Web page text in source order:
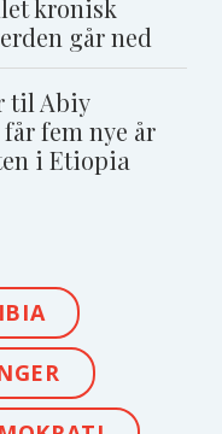
kronisk
går ned
til Abiy
fem nye år
i Etiopia